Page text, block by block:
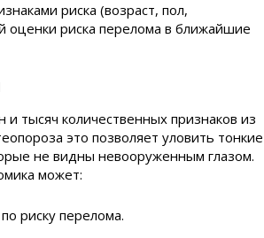
риска (возраст, пол,
оценки риска перелома в ближайшие
тысяч количественных признаков из
это позволяет уловить тонкие
не видны невооруженным глазом.
может:
риску перелома.